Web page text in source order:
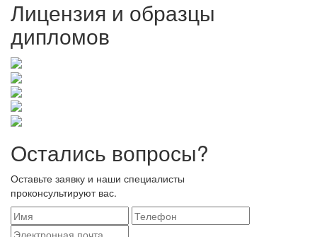
Лицензия и образцы
дипломов
Остались вопросы?
Оставьте заявку и наши специалисты
проконсультируют вас.